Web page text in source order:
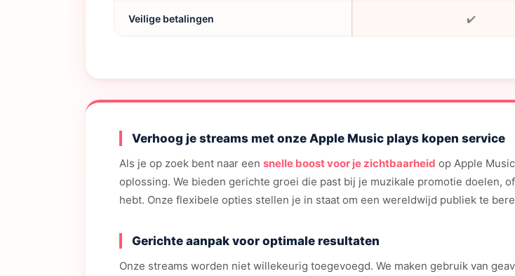
Veilige betalingen ✔️
Verhoog je streams met onze Apple Music plays kopen service
Als je op zoek bent naar een snelle boost voor je zichtbaarheid op Apple
oplossing. We bieden gerichte groei die past bij je muzikale promotie doelen,
hebt. Onze flexibele opties stellen je in staat om een wereldwijd publiek te
Gerichte aanpak voor optimale resultaten
Onze streams worden niet willekeurig toegevoegd. We maken gebruik van